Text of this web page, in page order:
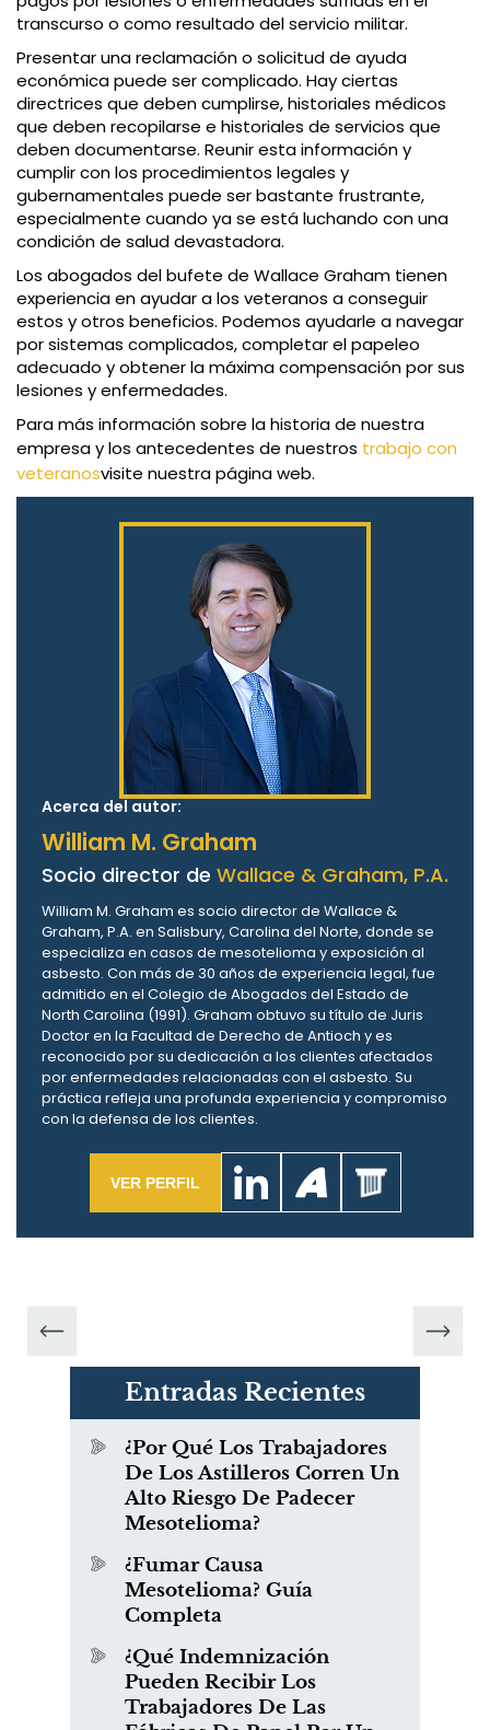
transcurso o como resultado del servicio militar.
Presentar una reclamación o solicitud de ayuda
económica puede ser complicado. Hay ciertas
directrices que deben cumplirse, historiales médicos
que deben recopilarse e historiales de servicios que
deben documentarse. Reunir esta información y
cumplir con los procedimientos legales y
gubernamentales puede ser bastante frustrante,
especialmente cuando ya se está luchando con una
condición de salud devastadora.
Los abogados del bufete de Wallace Graham tienen
experiencia en ayudar a los veteranos a conseguir
estos y otros beneficios. Podemos ayudarle a navegar
por sistemas complicados, completar el papeleo
adecuado y obtener la máxima compensación por sus
lesiones y enfermedades.
Para más información sobre la historia de nuestra
empresa y los antecedentes de nuestros trabajo con
veteranosvisite nuestra página web.
Acerca del autor:
William M. Graham
Socio director de Wallace & Graham, P.A.
William M. Graham es socio director de Wallace &
Graham, P.A. en Salisbury, Carolina del Norte, donde se
especializa en casos de mesotelioma y exposición al
asbesto. Con más de 30 años de experiencia legal, fue
admitido en el Colegio de Abogados del Estado de
North Carolina (1991). Graham obtuvo su título de Juris
Doctor en la Facultad de Derecho de Antioch y es
reconocido por su dedicación a los clientes afectados
por enfermedades relacionadas con el asbesto. Su
práctica refleja una profunda experiencia y compromiso
con la defensa de los clientes.
VER PERFIL
Entradas Recientes
¿Por Qué Los Trabajadores
De Los Astilleros Corren Un
Alto Riesgo De Padecer
Mesotelioma?
¿Fumar Causa
Mesotelioma? Guía
Completa
¿Qué Indemnización
Pueden Recibir Los
Trabajadores De Las